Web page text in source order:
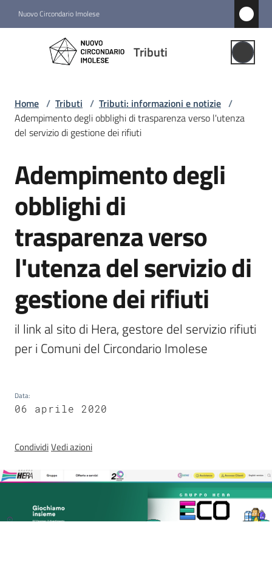
Nuovo Circondario Imolese
Tributi
Tributi
Gestione
Notizie
Menu selezionato
Comuni
associati
Struttura
e
funzioni
Argomenti
Novità
Servizi
Vivere il
Home / Tributi / Tributi: informazioni e notizie /
Adempimento degli obblighi di trasparenza verso l'utenza
del servizio di gestione dei rifiuti
Salta al contenuto
Adempimento degli
obblighi di
trasparenza verso
l'utenza del servizio di
gestione dei rifiuti
il link al sito di Hera, gestore del servizio rifiuti
per i Comuni del Circondario Imolese
Data:
06 aprile 2020
CondividiVedi azioni